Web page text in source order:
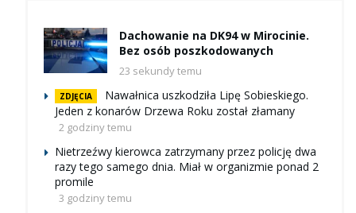
Dachowanie na DK94 w Mirocinie.
Bez osób poszkodowanych
23 sekundy temu
ZDJĘCIA
Nawałnica uszkodziła Lipę Sobieskiego.
Jeden z konarów Drzewa Roku został złamany
2 godziny temu
Nietrzeźwy kierowca zatrzymany przez policję dwa
razy tego samego dnia. Miał w organizmie ponad 2
promile
3 godziny temu